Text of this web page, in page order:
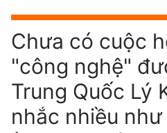
cấp ngày 29/12/2023
Tổng Biên tập:Vũ Thanh Thủy
Phó Tổng Biên tập: Nguyễn Thị
Nguyễn Trọng Ninh
Tổng đài VTV:024.38 355 931 -
Ðiện thoại Thời báo VTV: 024.66
Chưa có cuộc
"công nghệ"
Trung Quốc Lý
nhắc nhiều